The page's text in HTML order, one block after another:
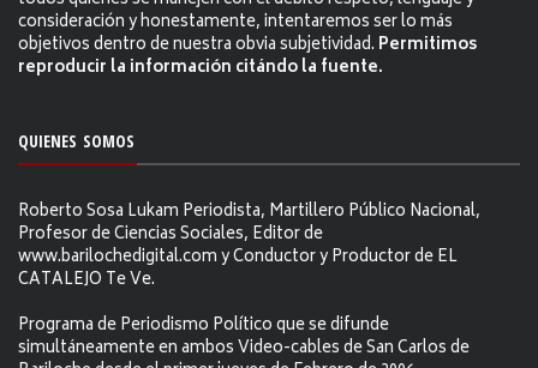
consideración y honestamente, intentaremos ser lo más
objetivos dentro de nuestra obvia subjetividad. Permitimos
reproducir la información citándo la fuente.
QUIENES SOMOS
Roberto Sosa Lukam Periodista, Martillero Público Nacional,
Profesor de Ciencias Sociales, Editor de
www.barilochedigital.com y Conductor y Productor de EL
CATALEJO Te Ve.
Programa de Periodismo Político que se difunde
simultáneamente en ambos Video-cables de San Carlos de